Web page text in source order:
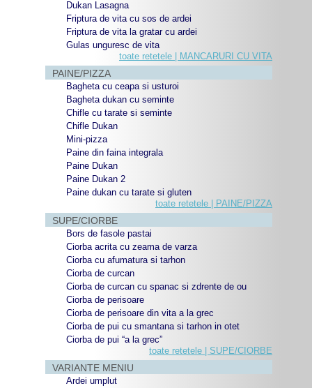
Dukan Lasagna
Friptura de vita cu sos de ardei
Friptura de vita la gratar cu ardei
Gulas unguresc de vita
toate retetele | MANCARURI CU VITA
PAINE/PIZZA
Bagheta cu ceapa si usturoi
Bagheta dukan cu seminte
Chifle cu tarate si seminte
Chifle Dukan
Mini-pizza
Paine din faina integrala
Paine Dukan
Paine Dukan 2
Paine dukan cu tarate si gluten
toate retetele | PAINE/PIZZA
SUPE/CIORBE
Bors de fasole pastai
Ciorba acrita cu zeama de varza
Ciorba cu afumatura si tarhon
Ciorba de curcan
Ciorba de curcan cu spanac si zdrente de ou
Ciorba de perisoare
Ciorba de perisoare din vita a la grec
Ciorba de pui cu smantana si tarhon in otet
Ciorba de pui “a la grec”
toate retetele | SUPE/CIORBE
VARIANTE MENIU
Ardei umplut